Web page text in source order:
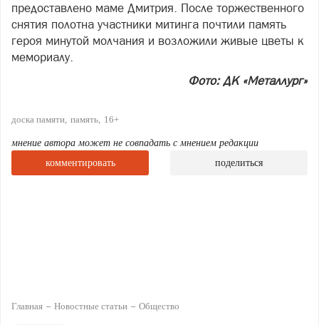
предоставлено маме Дмитрия. После торжественного
снятия полотна участники митинга почтили память
героя минутой молчания и возложили живые цветы к
мемориалу.
Фото: ДК «Металлург»
доска памяти память 16+
мнение автора может не совпадать с мнением редакции
комментировать
поделиться
Главная Новостные статьи Общество